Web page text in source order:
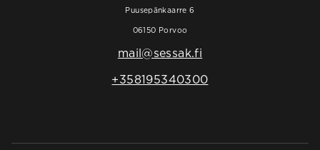
Puusepänkaarre 6
06150 Porvoo
mail@sessak.fi
+358195340300